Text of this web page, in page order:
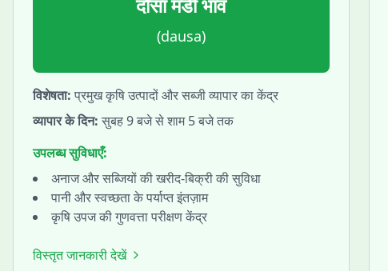
(dausa)
विशेषता: प्रमुख कृषि उत्पादों और सब्जी व्यापार का केंद्र
व्यापार के दिन: सुबह 9 बजे से शाम 5 बजे तक
उपलब्ध सुविधाएँ:
अनाज और सब्जियों की खरीद-बिक्री की सुविधा
पानी और स्वच्छता के पर्याप्त इंतज़ाम
कृषि उपज की गुणवत्ता परीक्षण केंद्र
विस्तृत जानकारी देखें